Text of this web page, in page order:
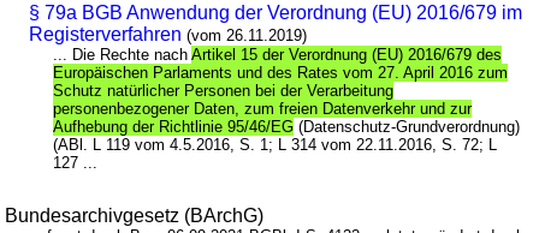
§ 79a BGB Anwendung der Verordnung (EU) 2016/679 im
Registerverfahren (vom 26.11.2019)
... Die Rechte nachArtikel 15 der Verordnung (EU) 2016/679 des
Europäischen Parlaments und des Rates vom 27. April 2016 zum
Schutz natürlicher Personen bei der Verarbeitung
personenbezogener Daten, zum freien Datenverkehr und zur
Aufhebung der Richtlinie 95/46/EG (Datenschutz-Grundverordnung)
(ABl. L 119 vom 4.5.2016, S. 1; L 314 vom 22.11.2016, S. 72; L
127 ...
Bundesarchivgesetz (BArchG)